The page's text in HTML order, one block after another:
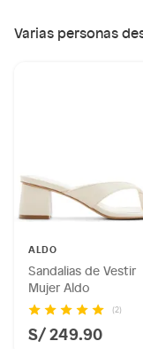
nVarias personas
ALDO
Sandalias de Vestir
Mujer Aldo
(2)
S/ 249.90